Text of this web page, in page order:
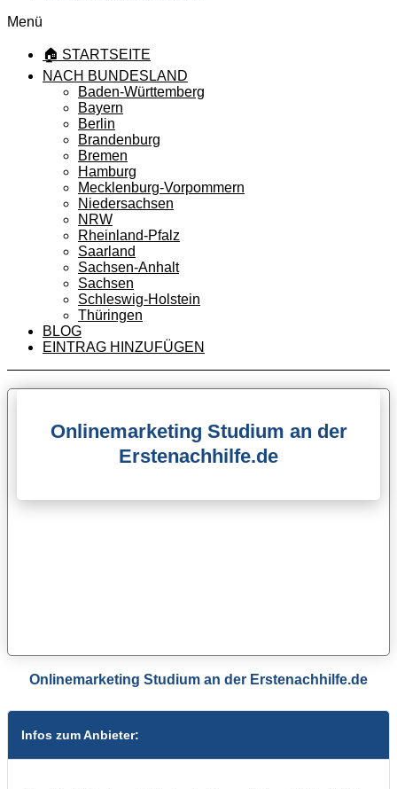
Menü
🏠 STARTSEITE
NACH BUNDESLAND
Baden-Württemberg
Bayern
Berlin
Brandenburg
Bremen
Hamburg
Mecklenburg-Vorpommern
Niedersachsen
NRW
Rheinland-Pfalz
Saarland
Sachsen-Anhalt
Sachsen
Schleswig-Holstein
Thüringen
BLOG
EINTRAG HINZUFÜGEN
Onlinemarketing Studium an der
Erstenachhilfe.de
Onlinemarketing Studium an der Erstenachhilfe.de
Infos zum Anbieter: